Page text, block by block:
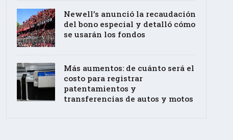
Newell’s anunció la recaudación
del bono especial y detalló cómo
se usarán los fondos
Más aumentos: de cuánto será el
costo para registrar
patentamientos y
transferencias de autos y motos